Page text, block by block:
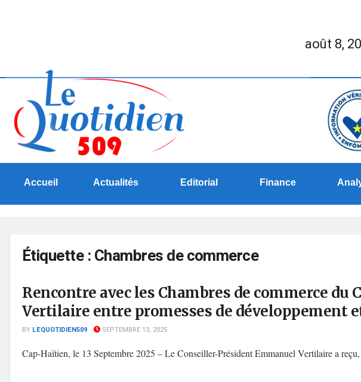
août 8,
Accueil Actualités Editorial Finance
Étiquette :Chambres de commerce
Rencontre avec les Chambres de commerce du
Vertilaire entre promesses de développement
BY LEQUOTIDIEN509 SEPTEMBRE 13, 2025
Cap-Haïtien, le 13 Septembre 2025 – Le Conseiller-Président Emmanuel Vertilaire a